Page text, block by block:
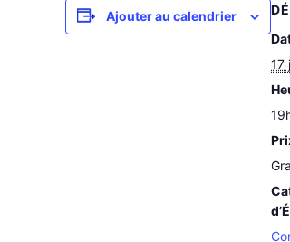
Ajouter au calendrier
17